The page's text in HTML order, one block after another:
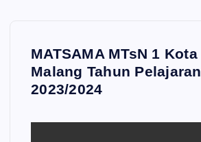
MATSAMA MTsN 1 Kota
Malang Tahun Pelajaran
2023/2024